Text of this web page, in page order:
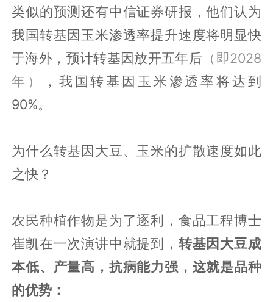
类似的预测还有中信证券研报，他们认为
我国转基因玉米渗透率提升速度将明显快
于海外，预计转基因放开五年后 （即2028
年）
，我国转基因玉米渗透率将达到
90%。
为什么转基因大豆、玉米的扩散速度如此
之快？
农民种植作物是为了逐利，食品工程博士
崔凯在一次演讲中就提到， 转基因大豆成
本低、产量高，抗病能力强，这就是品种
的优势：